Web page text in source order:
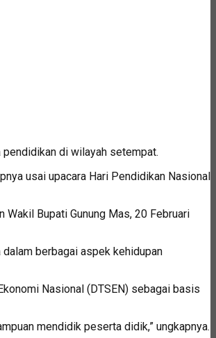
di wilayah setempat.
usai upacara Hari Pendidikan Nasional
Bupati Gunung Mas, 20 Februari
berbagai aspek kehidupan
Nasional (DTSEN) sebagai basis
mendidik peserta didik,” ungkapnya.